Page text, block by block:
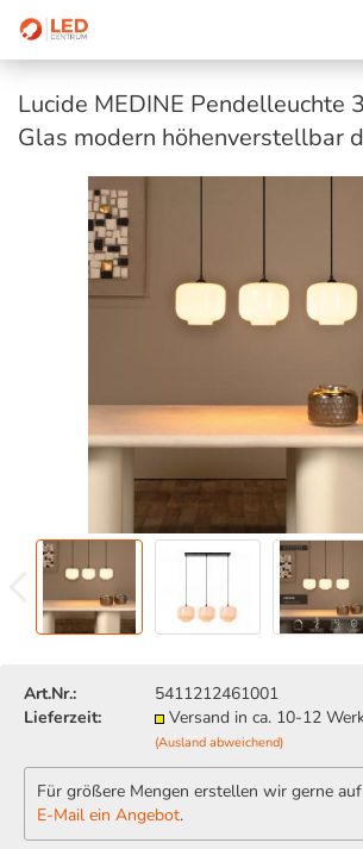
Lucide MEDINE Pendelleuchte
Glas modern höhenverstellbar
Art.Nr.:
5411212461001
Lieferzeit:
Versand in ca. 10-12
(Ausland abweichend)
Für größere Mengen erstellen wir gerne
E-Mail ein Angebot.